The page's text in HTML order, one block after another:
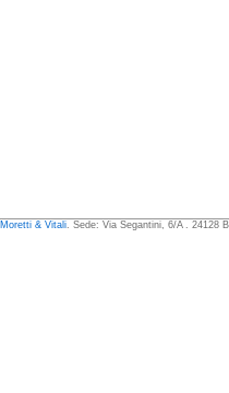
Moretti & Vitali. Sede: Via Segantini, 6/A . 24128